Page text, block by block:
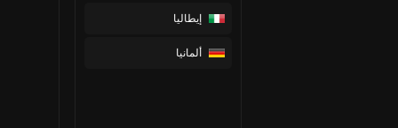
إيطاليا
ألمانيا